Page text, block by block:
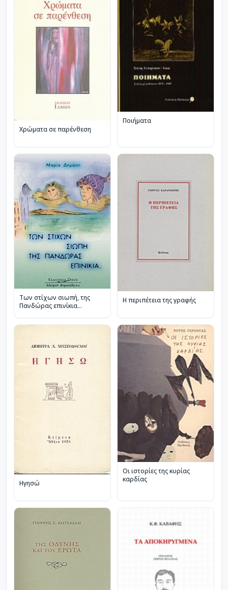
Χρώματα σε παρένθεση
Ποιήματα
Των στίχων σιωπή, της
Πανδώρας επινίκια...
Η περιπέτεια της γραφής
Ηγησώ
Οι ιστορίες της κυρίας
καρδίας